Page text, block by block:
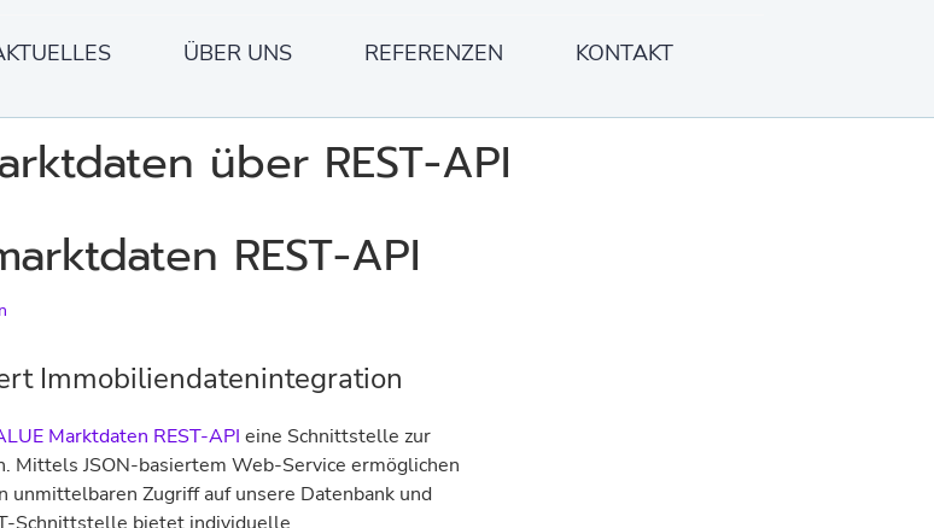
ÜBER UNS REFERENZEN KONTAKT
über REST-API
REST-API
Immobiliendatenintegration
Marktdaten REST-API eine Schnittstelle zur
Mittels JSON-basiertem Web-Service ermöglichen
unmittelbaren Zugriff auf unsere Datenbank und